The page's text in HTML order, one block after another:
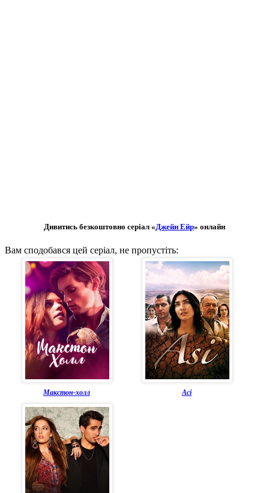
Дивитись безкоштовно серіал «Джейн Ейр» онлайн
Вам сподобався цей серіал, не пропустіть:
Макстон-холл Асі